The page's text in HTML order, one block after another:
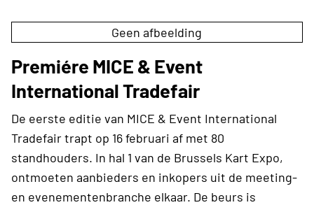
Geen afbeelding
Premiére MICE & Event
International Tradefair
De eerste editie van MICE & Event International
Tradefair trapt op 16 februari af met 80
standhouders. In hal 1 van de Brussels Kart Expo,
ontmoeten aanbieders en inkopers uit de meeting-
en evenementenbranche elkaar. De beurs is